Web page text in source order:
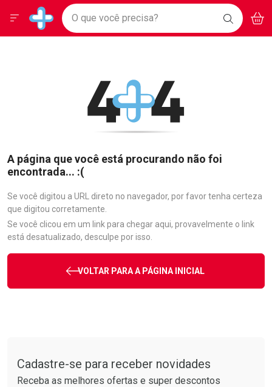
Drogarias Pacheco
Baixe nosso APP e aproveite Ofertas Exclusivas!
BAIXE
O APP
Ir direto para a home
pela página
Ir direto para o conteúdo
Ir direto para a busca
Ir direto para a notificações
Ir direto para o carrinho
Faça a sua busca
O que você precisa? BUSCAR
Menu
A página que você está procurando não foi
encontrada... :(
Se você digitou a URL direto no navegador, por favor tenha certeza
que digitou corretamente.
Se você clicou em um link para chegar aqui, provavelmente o link
está desatualizado, desculpe por isso.
VOLTAR PARA A PÁGINA INICIAL
Cadastre-se para receber novidades
Receba as melhores ofertas e super descontos